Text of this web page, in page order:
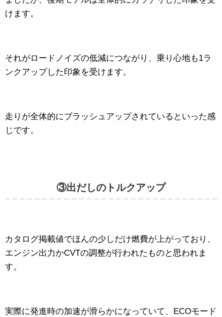
けます。
それがロードノイズの低減につながり、乗り心地も1ラ
ンクアップした印象を受けます。
走りが全体的にブラッシュアップされているといった感
じです。
③出だしのトルクアップ
カタログ掲載値でほんの少しだけ燃費が上がっており、
エンジン出力かCVTの調整が行われたものと思われま
す。
実際に発進時の加速が滑らかになっていて、ECOモード